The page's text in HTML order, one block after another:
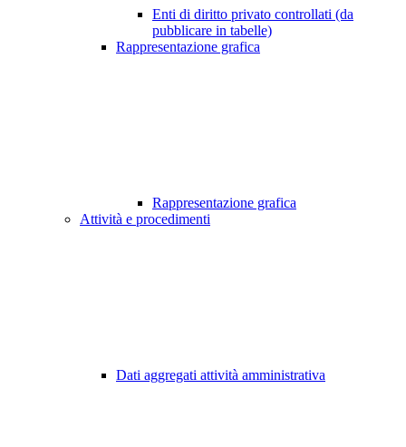
Enti di diritto privato controllati (da
pubblicare in tabelle)
Rappresentazione grafica
Rappresentazione grafica
Attività e procedimenti
Dati aggregati attività amministrativa